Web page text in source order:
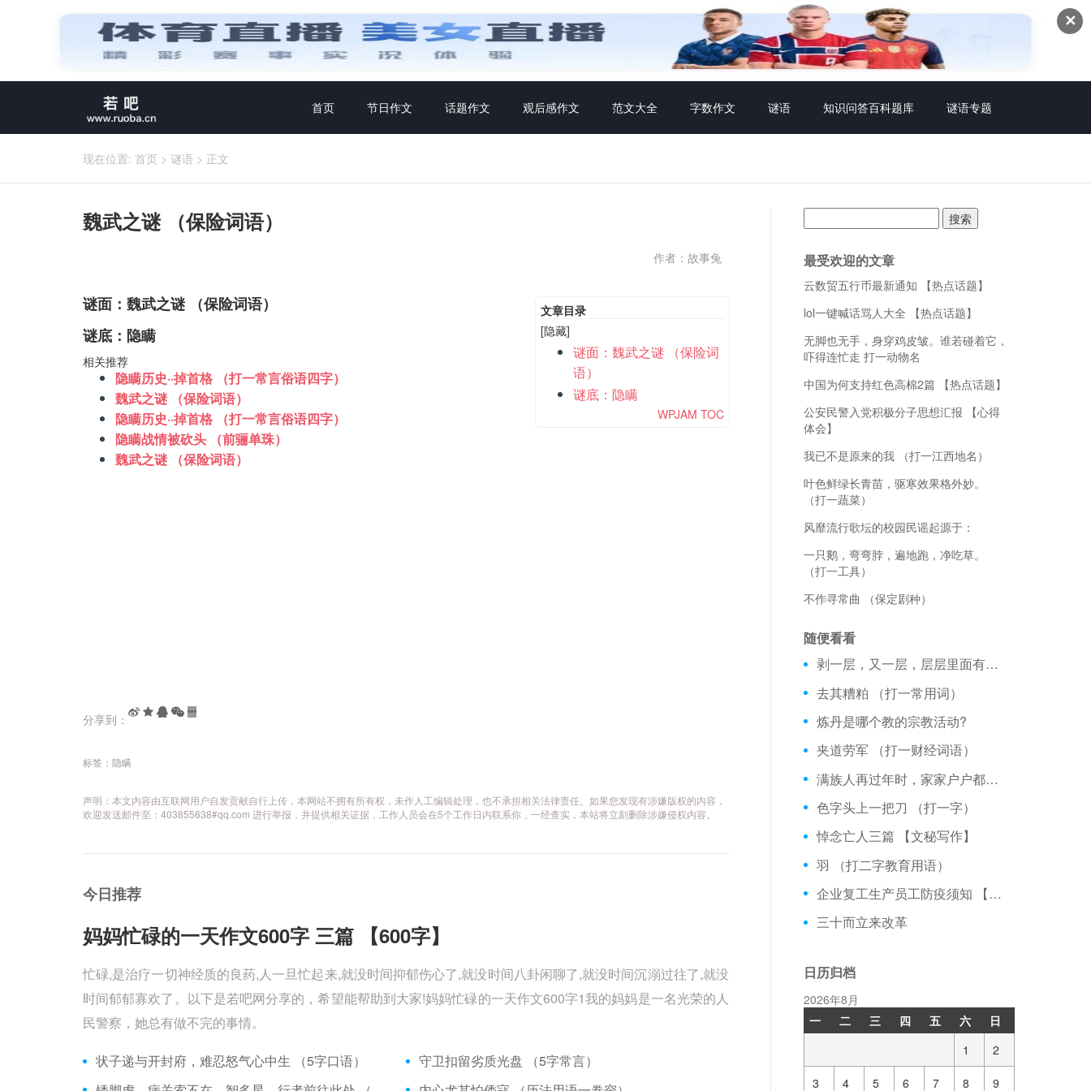
✕
首页 节日作文 话题作文 观后感作文 范文大全 字数作文 谜语 知识问答百科题库 谜语专题
现在位置: 首页 > 谜语 > 正文
魏武之谜 （保险词语）
作者：故事兔
文章目录
[隐藏]
谜面：魏武之谜 （保险词
语）
谜底：隐瞒
WPJAM TOC
谜面：魏武之谜 （保险词语）
谜底：隐瞒
相关推荐
隐瞒历史··掉首格 （打一常言俗语四字）
魏武之谜 （保险词语）
隐瞒历史··掉首格 （打一常言俗语四字）
隐瞒战情被砍头 （前骊单珠）
魏武之谜 （保险词语）
分享到：
标签： 隐瞒
声明：本文内容由互联网用户自发贡献自行上传，本网站不拥有所有权，未作人工编辑处理，也不承担相关法律责任。如果您发现有涉嫌版权的内容，
欢迎发送邮件至：403855638#qq.com 进行举报，并提供相关证据，工作人员会在5个工作日内联系你，一经查实，本站将立刻删除涉嫌侵权内容。
今日推荐
妈妈忙碌的一天作文600字 三篇 【600字】
忙碌,是治疗一切神经质的良药,人一旦忙起来,就没时间抑郁伤心了,就没时间八卦闲聊了,就没时间沉溺过往了,就没
时间郁郁寡欢了。以下是若吧网分享的，希望能帮助到大家!妈妈忙碌的一天作文600字1我的妈妈是一名光荣的人
民警察，她总有做不完的事情。
状子递与开封府，难忍怒气心中生 （5字口语）
守卫扣留劣质光盘 （5字常言）
索：
最受欢迎的文章
云数贸五行币最新通知 【热点话题】
lol一键喊话骂人大全 【热点话题】
无脚也无手，身穿鸡皮皱。谁若碰着它，
吓得连忙走 打一动物名
中国为何支持红色高棉2篇 【热点话题】
公安民警入党积极分子思想汇报 【心得
体会】
我已不是原来的我 （打一江西地名）
叶色鲜绿长青苗，驱寒效果格外妙。
（打一蔬菜）
风靡流行歌坛的校园民谣起源于：
一只鹅，弯弯脖，遍地跑，净吃草。
（打一工具）
不作寻常曲 （保定剧种）
随便看看
剥一层，又一层，层层里面有花绒，花绒里头有金豆，金豆里面又一层。 （打一植物）
去其糟粕 （打一常用词）
炼丹是哪个教的宗教活动?
夹道劳军 （打一财经词语）
满族人再过年时，家家户户都要在门口挂上什么饰物表示庆祝新年？
色字头上一把刀 （打一字）
悼念亡人三篇 【文秘写作】
羽 （打二字教育用语）
企业复工生产员工防疫须知 【热点话题】
三十而立来改革
日历归档
2026年8月
一
二 三 四 五 六
日
1
2
3 4 5 6 7 8 9